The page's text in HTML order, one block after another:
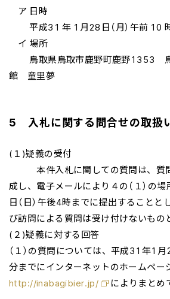
ア 日時
平成31 年 1月28日（月）午前 10
イ 場所
鳥取県鳥取市鹿野町鹿野1353 鳥
館 童里夢
5 入札に関する問合せの取扱
(１)疑義の受付
本件入札に関しての質問は、質問
成し、電子メールにより４の（１）の
日（日）午後4時までに提出することと
び訪問による質問は受け付けないもの
(２)疑義に対する回答
（１）の質問については、平成31年1
分までにインターネットのホームペー
http://inabagibier.jp/
によりまとめ